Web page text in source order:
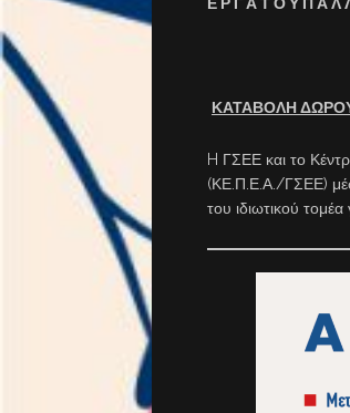
Ε Ρ Γ Α Τ Ο Υ Π Α
ΚΑΤΑΒΟΛΗ
H ΓΣΕΕ και το
(ΚΕ.Π.Ε.Α./ΓΣΕΕ)
του ιδιωτικού